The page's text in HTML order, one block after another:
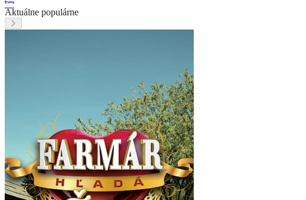
Aktuálne populárne